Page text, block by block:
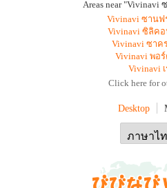
Areas near
Vivinavi ซานฟ
Vivinavi ซิลิค
Vivinavi ซาค
Vivinavi พอ
Vivinavi
Click here for
Desktop